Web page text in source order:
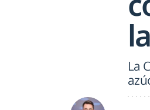
La